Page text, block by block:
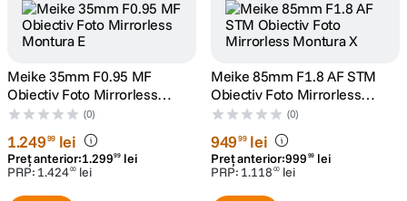
Meike 35mm F0.95 MF
Obiectiv Foto Mirrorless
Montura E
(0)
1.24999 lei
Preț anterior:1.29999 lei
PRP: 1.42400 lei
Meike 85mm F1.8 AF STM
Obiectiv Foto Mirrorless
Montura X
(0)
94999 lei
Preț anterior:999 99 lei
PRP: 1.118 00 lei